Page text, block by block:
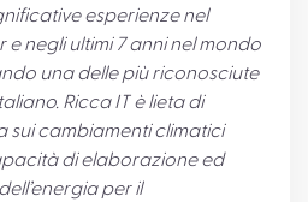
esperienze nel
negli ultimi 7 anni nel mondo
una delle più riconosciute
Ricca IT è lieta di
sui cambiamenti climatici
di elaborazione ed
per il